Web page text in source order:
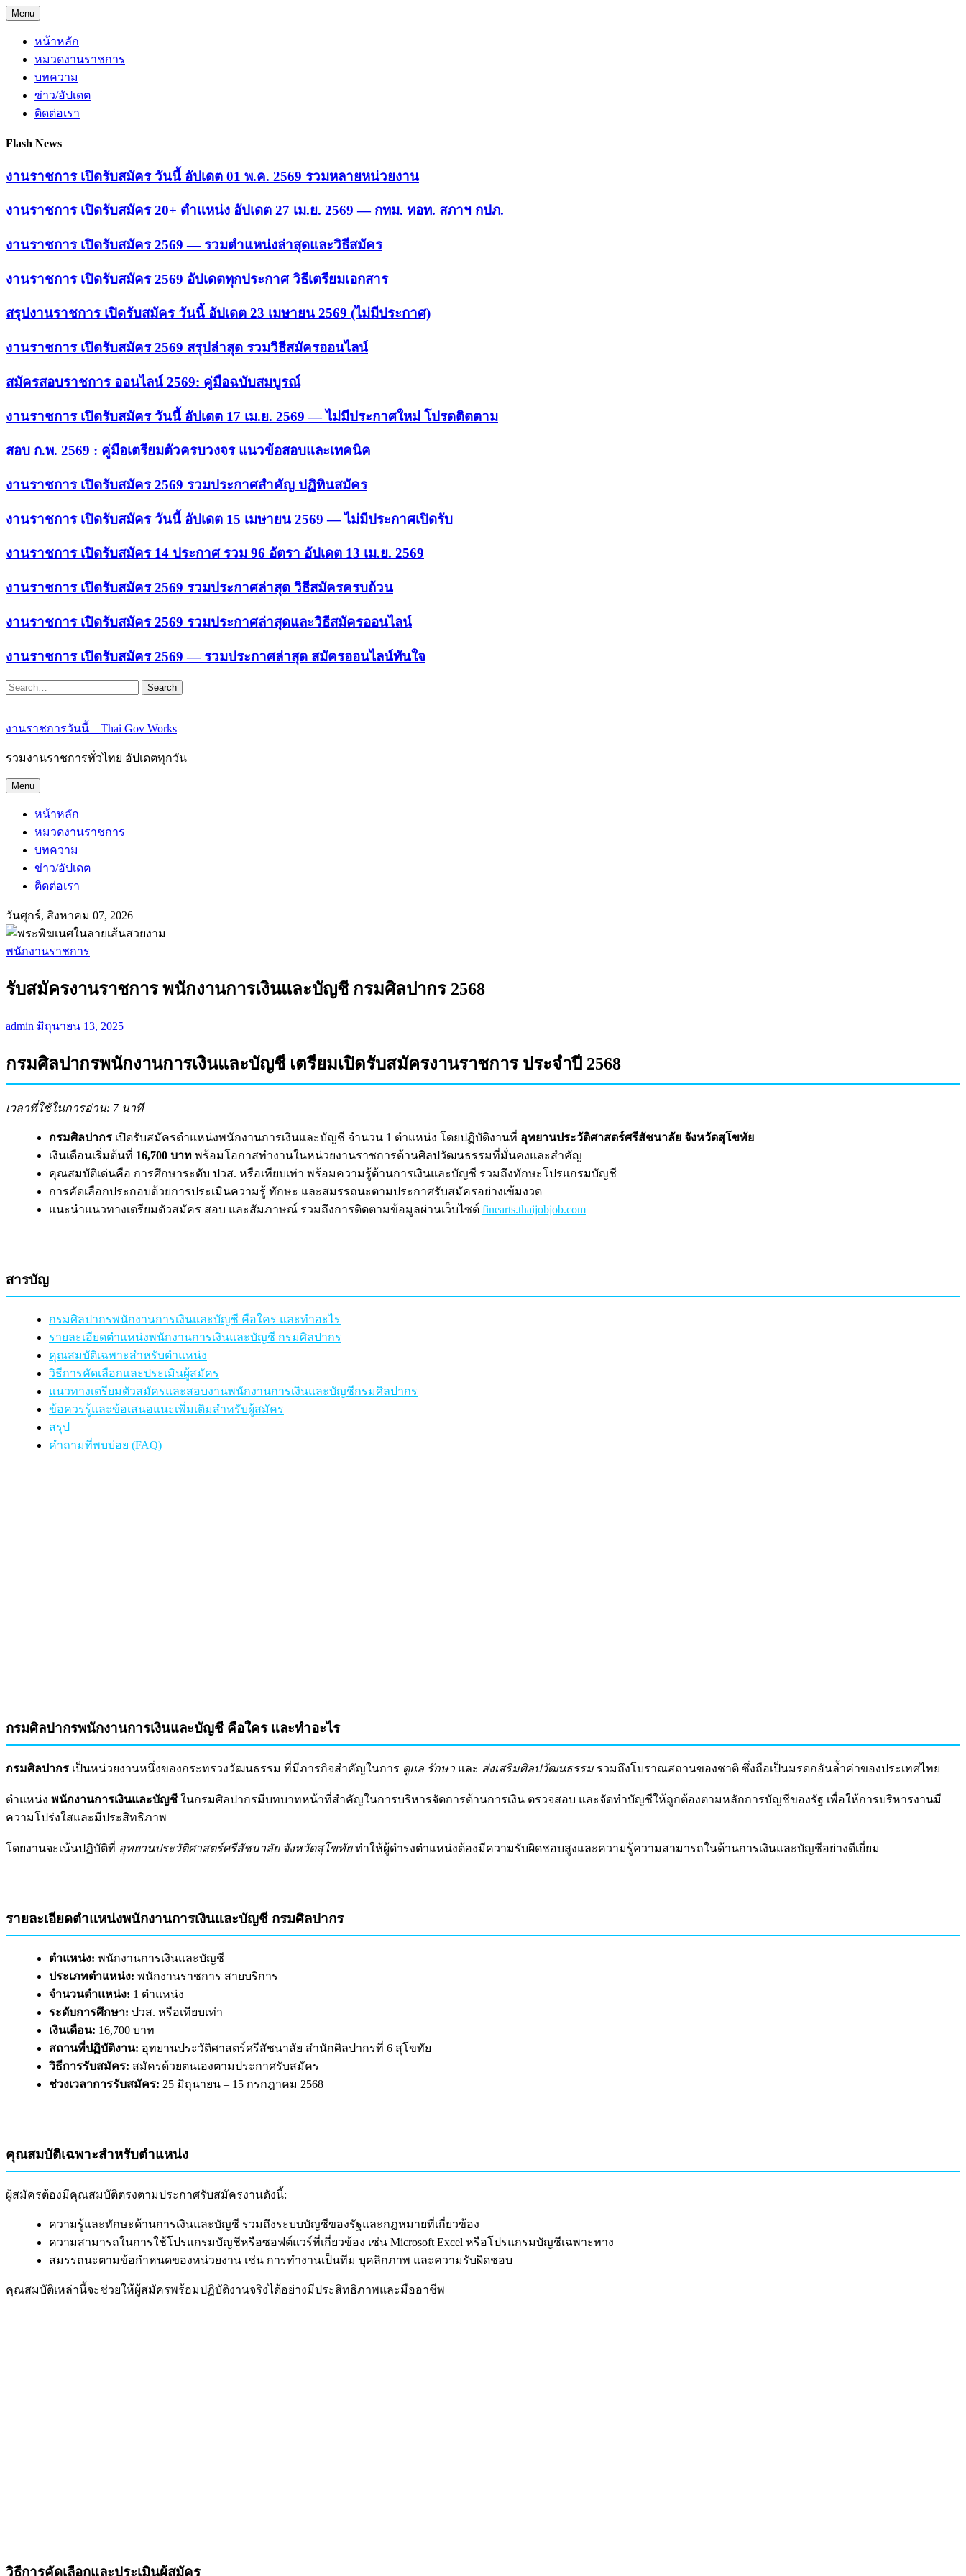
Skip
to
content
Menu
หน้าหลัก
หมวดงานราชการ
บทความ
ข่าว/อัปเดต
ติดต่อเรา
Flash News
งานราชการ เปิดรับสมัคร วันนี้ อัปเดต 01 พ.ค. 2569 รวมหลายหน่วยงาน
งานราชการ เปิดรับสมัคร 20+ ตำแหน่ง อัปเดต 27 เม.ย. 2569 — กทม. ทอท. สภาฯ กปภ.
งานราชการ เปิดรับสมัคร 2569 — รวมตำแหน่งล่าสุดและวิธีสมัคร
งานราชการ เปิดรับสมัคร 2569 อัปเดตทุกประกาศ วิธีเตรียมเอกสาร
สรุปงานราชการ เปิดรับสมัคร วันนี้ อัปเดต 23 เมษายน 2569 (ไม่มีประกาศ)
งานราชการ เปิดรับสมัคร 2569 สรุปล่าสุด รวมวิธีสมัครออนไลน์
สมัครสอบราชการ ออนไลน์ 2569: คู่มือฉบับสมบูรณ์
งานราชการ เปิดรับสมัคร วันนี้ อัปเดต 17 เม.ย. 2569 — ไม่มีประกาศใหม่ โปรดติดตาม
สอบ ก.พ. 2569 : คู่มือเตรียมตัวครบวงจร แนวข้อสอบและเทคนิค
งานราชการ เปิดรับสมัคร 2569 รวมประกาศสำคัญ ปฏิทินสมัคร
งานราชการ เปิดรับสมัคร วันนี้ อัปเดต 15 เมษายน 2569 — ไม่มีประกาศเปิดรับ
งานราชการ เปิดรับสมัคร 14 ประกาศ รวม 96 อัตรา อัปเดต 13 เม.ย. 2569
งานราชการ เปิดรับสมัคร 2569 รวมประกาศล่าสุด วิธีสมัครครบถ้วน
งานราชการ เปิดรับสมัคร 2569 รวมประกาศล่าสุดและวิธีสมัครออนไลน์
งานราชการ เปิดรับสมัคร 2569 — รวมประกาศล่าสุด สมัครออนไลน์ทันใจ
Search
งานราชการวันนี้ – Thai Gov Works
รวมงานราชการทั่วไทย อัปเดตทุกวัน
Menu
หน้าหลัก
หมวดงานราชการ
บทความ
ข่าว/อัปเดต
ติดต่อเรา
วันศุกร์, สิงหาคม 07, 2026
พนักงานราชการ
รับสมัครงานราชการ พนักงานการเงินและบัญชี กรมศิลปากร 2568
admin มิถุนายน 13, 2025
กรมศิลปากรพนักงานการเงินและบัญชี เตรียมเปิดรับสมัครงานราชการ ประจำปี 2568
เวลาที่ใช้ในการอ่าน: 7 นาที
กรมศิลปากร เปิดรับสมัครตำแหน่งพนักงานการเงินและบัญชี จำนวน 1 ตำแหน่ง โดยปฏิบัติงานที่ อุทยานประวัติศาสตร์ศรีสัชนาลัย จังหวัดสุโขทัย
เงินเดือนเริ่มต้นที่ 16,700 บาท พร้อมโอกาสทำงานในหน่วยงานราชการด้านศิลปวัฒนธรรมที่มั่นคงและสำคัญ
คุณสมบัติเด่นคือ การศึกษาระดับ ปวส. หรือเทียบเท่า พร้อมความรู้ด้านการเงินและบัญชี รวมถึงทักษะโปรแกรมบัญชี
การคัดเลือกประกอบด้วยการประเมินความรู้ ทักษะ และสมรรถนะตามประกาศรับสมัครอย่างเข้มงวด
แนะนำแนวทางเตรียมตัวสมัคร สอบ และสัมภาษณ์ รวมถึงการติดตามข้อมูลผ่านเว็บไซต์ finearts.thaijobjob.com
สารบัญ
กรมศิลปากรพนักงานการเงินและบัญชี คือใคร และทำอะไร
รายละเอียดตำแหน่งพนักงานการเงินและบัญชี กรมศิลปากร
คุณสมบัติเฉพาะสำหรับตำแหน่ง
วิธีการคัดเลือกและประเมินผู้สมัคร
แนวทางเตรียมตัวสมัครและสอบงานพนักงานการเงินและบัญชีกรมศิลปากร
ข้อควรรู้และข้อเสนอแนะเพิ่มเติมสำหรับผู้สมัคร
สรุป
คำถามที่พบบ่อย (FAQ)
กรมศิลปากรพนักงานการเงินและบัญชี คือใคร และทำอะไร
กรมศิลปากร เป็นหน่วยงานหนึ่งของกระทรวงวัฒนธรรม ที่มีภารกิจสำคัญในการ ดูแล รักษา และ ส่งเสริมศิลปวัฒนธรรมรวมถึงโบราณสถานของชาติ ซึ่งถือเป็นมรดกอันล้ำค่าของประเทศไทย
ตำแหน่ง พนักงานการเงินและบัญชี ในกรมศิลปากรมีบทบาทหน้าที่สำคัญในการบริหารจัดการด้านการเงิน ตรวจสอบ และจัดทำบัญชีให้ถูกต้องตามหลักการบัญชีของรัฐ เพื่อให้การบริหารงานมี
ความโปร่งใสและมีประสิทธิภาพ
โดยงานจะเน้นปฏิบัติที่ อุทยานประวัติศาสตร์ศรีสัชนาลัย จังหวัดสุโขทัยทำให้ผู้ดำรงตำแหน่งต้องมีความรับผิดชอบสูงและความรู้ความสามารถในด้านการเงินและบัญชีอย่างดีเยี่ยม
รายละเอียดตำแหน่งพนักงานการเงินและบัญชี กรมศิลปากร
ตำแหน่ง: พนักงานการเงินและบัญชี
ประเภทตำแหน่ง: พนักงานราชการ สายบริการ
จำนวนตำแหน่ง: 1 ตำแหน่ง
ระดับการศึกษา: ปวส. หรือเทียบเท่า
เงินเดือน: 16,700 บาท
สถานที่ปฏิบัติงาน: อุทยานประวัติศาสตร์ศรีสัชนาลัย สำนักศิลปากรที่ 6 สุโขทัย
วิธีการรับสมัคร: สมัครด้วยตนเองตามประกาศรับสมัคร
ช่วงเวลาการรับสมัคร: 25 มิถุนายน – 15 กรกฎาคม 2568
คุณสมบัติเฉพาะสำหรับตำแหน่ง
ผู้สมัครต้องมีคุณสมบัติตรงตามประกาศรับสมัครงานดังนี้:
ความรู้และทักษะด้านการเงินและบัญชี รวมถึงระบบบัญชีของรัฐและกฎหมายที่เกี่ยวข้อง
ความสามารถในการใช้โปรแกรมบัญชีหรือซอฟต์แวร์ที่เกี่ยวข้อง เช่น Microsoft Excel หรือโปรแกรมบัญชีเฉพาะทาง
สมรรถนะตามข้อกำหนดของหน่วยงาน เช่น การทำงานเป็นทีม บุคลิกภาพ และความรับผิดชอบ
คุณสมบัติเหล่านี้จะช่วยให้ผู้สมัครพร้อมปฏิบัติงานจริงได้อย่างมีประสิทธิภาพและมืออาชีพ
วิธีการคัดเลือกและประเมินผู้สมัคร